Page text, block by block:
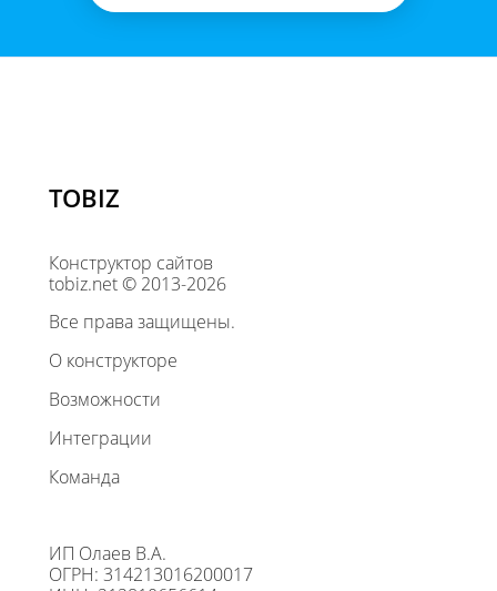
TOBIZ
Конструктор сайтов
tobiz.net © 2013-2026
Все права защищены.
О конструкторе
Возможности
Интеграции
Команда
ИП Олаев В.А.
ОГРН: 314213016200017